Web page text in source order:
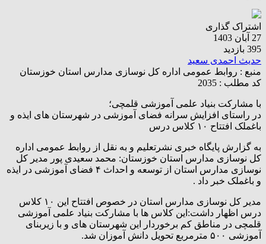
اشتراک گذاری
27 آبان 1403
395 بازدید
حدیث احمدی سعید
منبع : روابط عمومی اداره کل نوسازی مدارس استان خوزستان
کد مطلب : 2035
با مشارکت بنیاد علمی آموزشی قلمچی؛
در راستای افزایش سرانه فضای آموزشی در شهرستان های ایذه و
باغملک افتتاح ۱۰ کلاس درس
به گزارش پایگاه خبری نشرتعلیم و به نقل از روابط عمومی اداره
کل نوسازی مدارس استان خوزستان: محمد سعیدی پور مدیر کل
نوسازی مدارس استان از توسعه و احداث ۴ فضای آموزشی در ایذه
و باغملک خبر داد .
مدیر کل نوسازی مدارس استان در خصوص افتتاح این ۱۰ کلاس
درس اظهار داشت:این کلاس ها با مشارکت بنیاد علمی آموزشی
قلمچی در مناطق کم برخوردار این شهرستان های و با زیربنای
آموزشی ۵۰۰ مترمربع تحویل دانش آموزان شد.